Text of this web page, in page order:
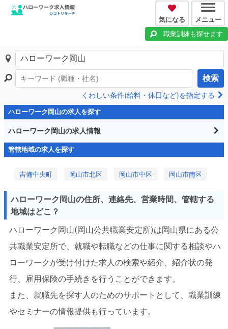
気になる メニュー
職業訓練も探せます
検索
くわしい条件(給料・休日など)を指定する
ハローワーク岡山の求人を探す
ハローワーク岡山の求人情報
管轄地域の求人を探す
吉備中央町 岡山市北区 岡山市中区 岡山市南区
ハローワーク岡山の住所、連絡先、営業時間、管轄する
地域はどこ？
ハローワーク岡山(岡山公共職業安定所)は岡山県にある公
共職業安定所で、就職や転職などの仕事に関する相談やハ
ローワークが受け付けた求人の検索や紹介、紹介状の発
行、雇用保険の手続きを行うことができます。
また、就職先を探す人のためのサポートとして、職業訓練
やセミナーの情報提供も行っています。